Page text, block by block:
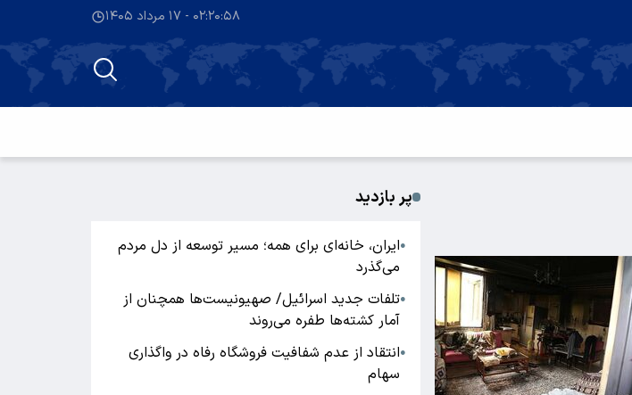
۰۲:۲۰:۵۸ - ۱۷ مرداد ۱۴۰۵
پر بازدید
●ایران، خانه‌ای برای همه؛ مسیر توسعه از دل مردم
می‌گذرد
●تلفات جدید اسرائیل/ صهیونیست‌ها همچنان از
آمار کشته‌ها طفره می‌روند
●انتقاد از عدم شفافیت فروشگاه رفاه در واگذاری
سهام